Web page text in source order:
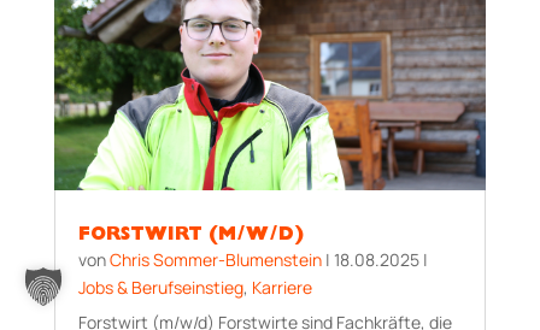
FORSTWIRT (M/W/D)
vonChris Sommer-Blumenstein| 18.08.2025|
Jobs & Berufseinstieg, Karriere
Forstwirt (m/w/d) Forstwirte sind Fachkräfte, die